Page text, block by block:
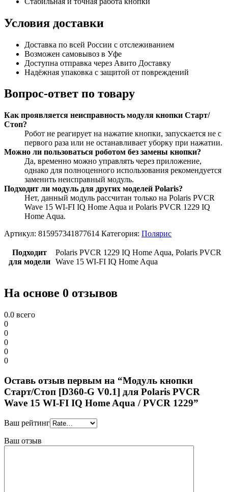
Условия доставки
Доставка по всей России с отслеживанием
Возможен самовывоз в Уфе
Доступна отправка через Авито Доставку
Надёжная упаковка с защитой от повреждений
Вопрос-ответ по товару
Как проявляется неисправность модуля кнопки Старт/
Стоп?
Робот не реагирует на нажатие кнопки, запускается не с
первого раза или не останавливает уборку при нажатии.
Можно ли пользоваться роботом без замены кнопки?
Да, временно можно управлять через приложение,
однако для полноценного использования рекомендуется
заменить неисправный модуль.
Подходит ли модуль для других моделей Polaris?
Нет, данный модуль рассчитан только на Polaris PVCR
Wave 15 WI-FI IQ Home Aqua и Polaris PVCR 1229 IQ
Home Aqua.
Артикул: 815957341877614 Категория: Полярис
Подходит
для модели
Polaris PVCR 1229 IQ Home Aqua, Polaris PVCR
Wave 15 WI-FI IQ Home Aqua
На основе 0 отзывов
0.0 всего
0
0
0
0
0
Оставь отзыв первым на “Модуль кнопки
Старт/Стоп [D360-G V0.1] для Polaris PVCR
Wave 15 WI-FI IQ Home Aqua / PVCR 1229”
Ваш рейтинг
Ваш отзыв